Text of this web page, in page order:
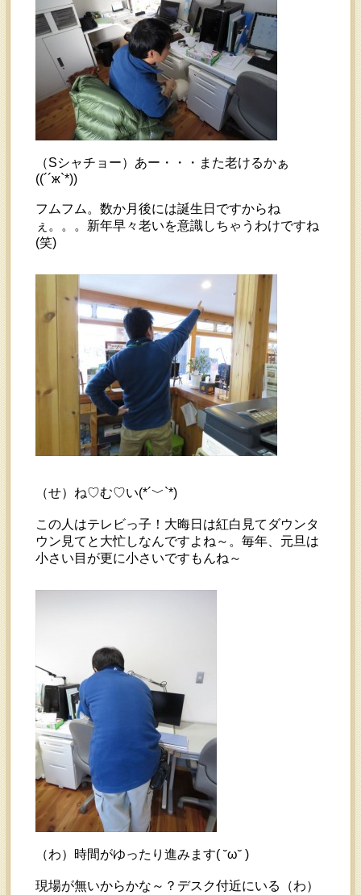
（Sシャチョー）あー・・・また老けるかぁ
((´´ж`*))
フムフム。数か月後には誕生日ですからね
ぇ。。。新年早々老いを意識しちゃうわけですね
(笑)
（せ）ね♡む♡い(*´﹀`*)
この人はテレビっ子！大晦日は紅白見てダウンタ
ウン見てと大忙しなんですよね～。毎年、元旦は
小さい目が更に小さいですもんね～
（わ）時間がゆったり進みます( ˘ω˘ )
現場が無いからかな～？デスク付近にいる（わ）